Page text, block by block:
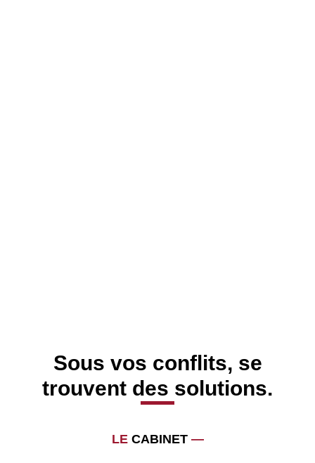
Sous vos conflits, se
trouvent des solutions.
LECABINET —